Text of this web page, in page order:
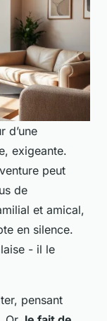
d’une
exigeante.
peut
de
et amical,
en silence.
- il le
pensant